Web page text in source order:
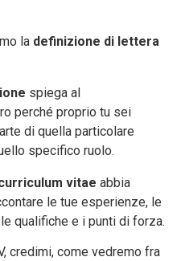
la definizione di lettera
spiega al
perché proprio tu sei
di quella particolare
specifico ruolo.
vitae abbia
le tue esperienze, le
qualifiche e i punti di forza.
credimi, come vedremo fra